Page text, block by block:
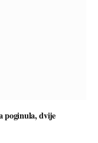
poginula, dvije